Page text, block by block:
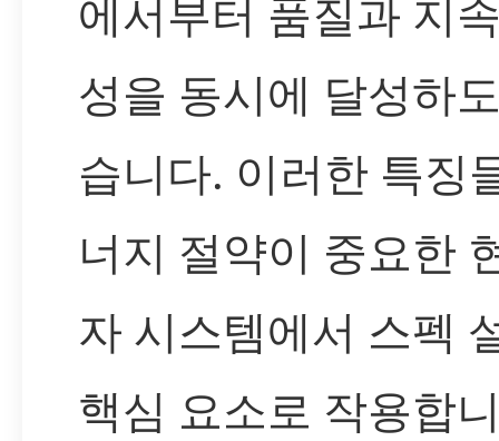
에서부터 품질과 지
성을 동시에 달성하
습니다. 이러한 특징
너지 절약이 중요한
자 시스템에서 스펙
핵심 요소로 작용합